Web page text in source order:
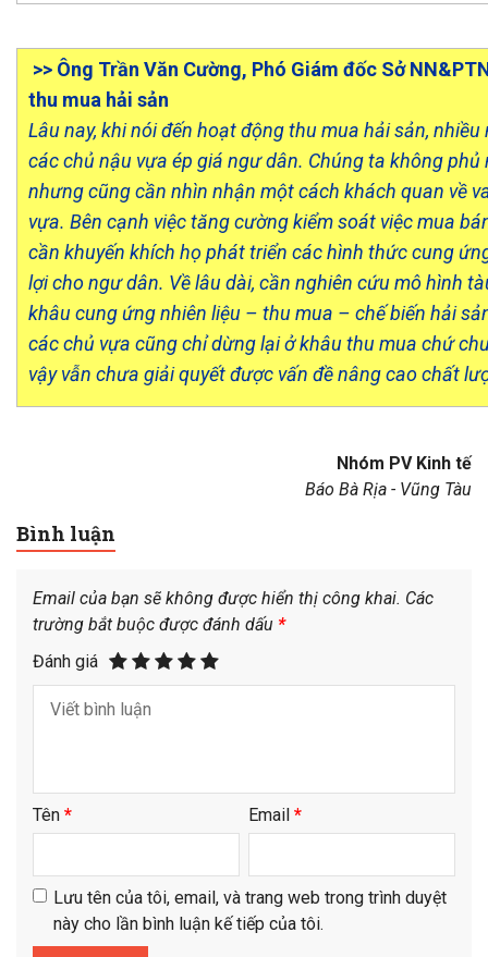
>> Ông Trần Văn Cường, Phó Giám đốc Sở
thu mua hải sản
Lâu nay, khi nói đến hoạt động thu mua hải sản,
các chủ nậu vựa ép giá ngư dân. Chúng ta không
nhưng cũng cần nhìn nhận một cách khách quan về
vựa. Bên cạnh việc tăng cường kiểm soát việc mua
cần khuyến khích họ phát triển các hình thức cung
lợi cho ngư dân. Về lâu dài, cần nghiên cứu mô hình
khâu cung ứng nhiên liệu – thu mua – chế biến hải
các chủ vựa cũng chỉ dừng lại ở khâu thu mua chứ
vậy vẫn chưa giải quyết được vấn đề nâng cao chất
Nhóm PV Kinh tế
Báo Bà Rịa - Vũng Tàu
Bình luận
Email của bạn sẽ không được hiển thị công khai. Các
trường bắt buộc được đánh dấu *
Đánh giá
Tên * Email *
Lưu tên của tôi, email, và trang web trong trình duyệt
này cho lần bình luận kế tiếp của tôi.